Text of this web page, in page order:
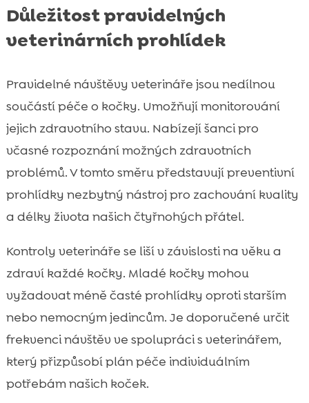
Důležitost pravidelných
veterinárních prohlídek
Pravidelné návštěvy veterináře jsou nedílnou
součástí péče o kočky. Umožňují monitorování
jejich zdravotního stavu. Nabízejí šanci pro
včasné rozpoznání možných zdravotních
problémů. V tomto směru představují preventivní
prohlídky nezbytný nástroj pro zachování kvality
a délky života našich čtyřnohých přátel.
Kontroly veterináře se liší v závislosti na věku a
zdraví každé kočky. Mladé kočky mohou
vyžadovat méně časté prohlídky oproti starším
nebo nemocným jedincům. Je doporučené určit
frekvenci návštěv ve spolupráci s veterinářem,
který přizpůsobí plán péče individuálním
potřebám našich koček.